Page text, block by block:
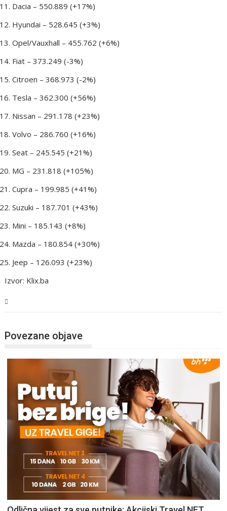
Dacia – 550.889 (+17%)
Hyundai – 528.645 (+3%)
Opel/Vauxhall – 455.762 (+6%)
Fiat – 373.249 (-3%)
Citroen – 368.973 (-2%)
Tesla – 362.300 (+56%)
Nissan – 291.178 (+23%)
Volvo – 286.760 (+16%)
Seat – 245.545 (+21%)
MG – 231.818 (+105%)
Cupra – 199.985 (+41%)
Suzuki – 187.701 (+43%)
Mini – 185.143 (+8%)
Mazda – 180.854 (+30%)
Jeep – 126.093 (+23%)
Izvor: Klix.ba
Povezane objave